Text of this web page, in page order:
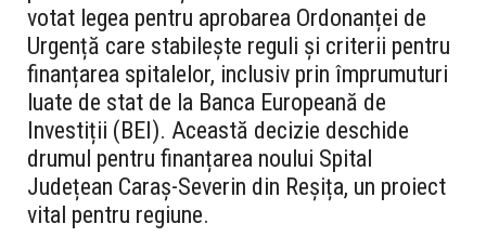
votat legea pentru aprobarea Ordonanței de
Urgență care stabilește reguli și criterii pentru
finanțarea spitalelor, inclusiv prin împrumuturi
luate de stat de la Banca Europeană de
Investiții (BEI). Această decizie deschide
drumul pentru finanțarea noului Spital
Județean Caraș-Severin din Reșița, un proiect
vital pentru regiune.